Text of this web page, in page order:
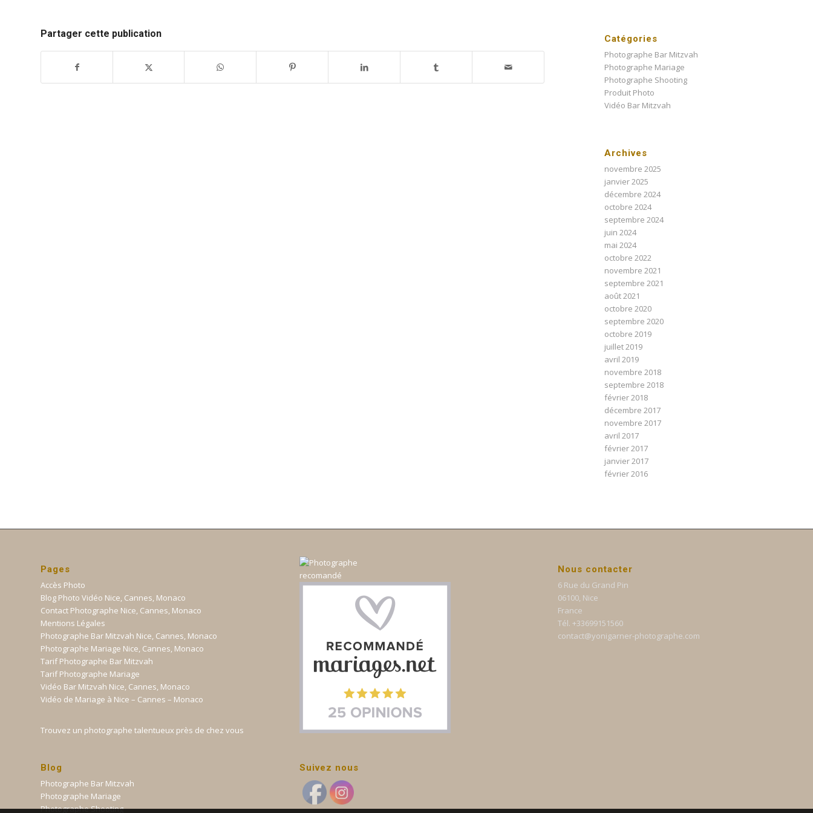
Partager cette publication
Catégories
Photographe Bar Mitzvah
Photographe Mariage
Photographe Shooting
Produit Photo
Vidéo Bar Mitzvah
Archives
novembre 2025
janvier 2025
décembre 2024
octobre 2024
septembre 2024
juin 2024
mai 2024
octobre 2022
novembre 2021
septembre 2021
août 2021
octobre 2020
septembre 2020
octobre 2019
juillet 2019
avril 2019
novembre 2018
septembre 2018
février 2018
décembre 2017
novembre 2017
avril 2017
février 2017
janvier 2017
février 2016
Pages
Accès Photo
Blog Photo Vidéo Nice, Cannes, Monaco
Contact Photographe Nice, Cannes, Monaco
Mentions Légales
Photographe Bar Mitzvah Nice, Cannes, Monaco
Photographe Mariage Nice, Cannes, Monaco
Tarif Photographe Bar Mitzvah
Tarif Photographe Mariage
Vidéo Bar Mitzvah Nice, Cannes, Monaco
Vidéo de Mariage à Nice – Cannes – Monaco
Trouvez un photographe talentueux près de chez vous
Blog
Photographe Bar Mitzvah
Photographe Mariage
Photographe Shooting
Suivez nous
Nous contacter
6 Rue du Grand Pin
06100, Nice
France
Tél. +33699151560
contact@yonigarner-photographe.com